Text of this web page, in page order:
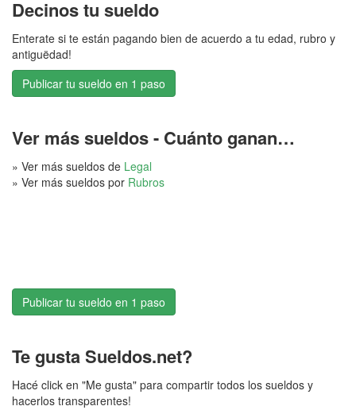
Decinos tu sueldo
Enterate si te están pagando bien de acuerdo a tu edad, rubro y
antiguëdad!
Publicar tu sueldo en 1 paso
Ver más sueldos - Cuánto ganan…
» Ver más sueldos de Legal
» Ver más sueldos por Rubros
Publicar tu sueldo en 1 paso
Te gusta Sueldos.net?
Hacé click en "Me gusta" para compartir todos los sueldos y
hacerlos transparentes!